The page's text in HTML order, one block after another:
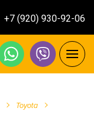
+7 (920) 930-92-06
Toyota